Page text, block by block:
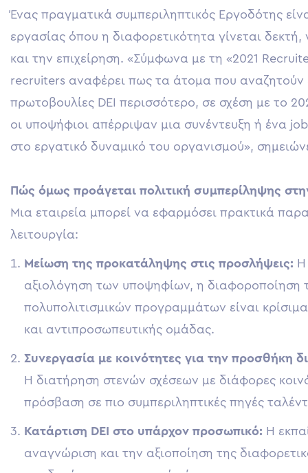
Ένας πραγματικά συμπεριληπτικός Εργοδότης
εργασίας όπου η διαφορετικότητα γίνεται δεκτή,
και την επιχείρηση. «Σύμφωνα με τη «2021
recruiters αναφέρει πως τα άτομα που αναζητούν
πρωτοβουλίες DEI περισσότερο, σε σχέση με το
οι υποψήφιοι απέρριψαν μια συνέντευξη ή ένα
στο εργατικό δυναμικό του οργανισμού»,
Πώς όμως προάγεται πολιτική συμπερίληψης
Μια εταιρεία μπορεί να εφαρμόσει πρακτικά
λειτουργία:
Μείωση της προκατάληψης στις προσλήψεις: Η
αξιολόγηση των υποψηφίων, η
πολυπολιτισμικών προγραμμάτων είναι
και αντιπροσωπευτικής ομάδας.
Συνεργασία με κοινότητες για την
Η διατήρηση στενών σχέσεων με διάφορες
πρόσβαση σε πιο συμπεριληπτικές πηγές
Κατάρτιση DEI στο υπάρχον προσωπικό: Η
αναγνώριση και την αξιοποίηση της